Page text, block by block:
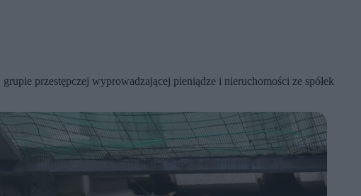
przestępczej wyprowadzającej pieniądze i nieruchomości ze spółek